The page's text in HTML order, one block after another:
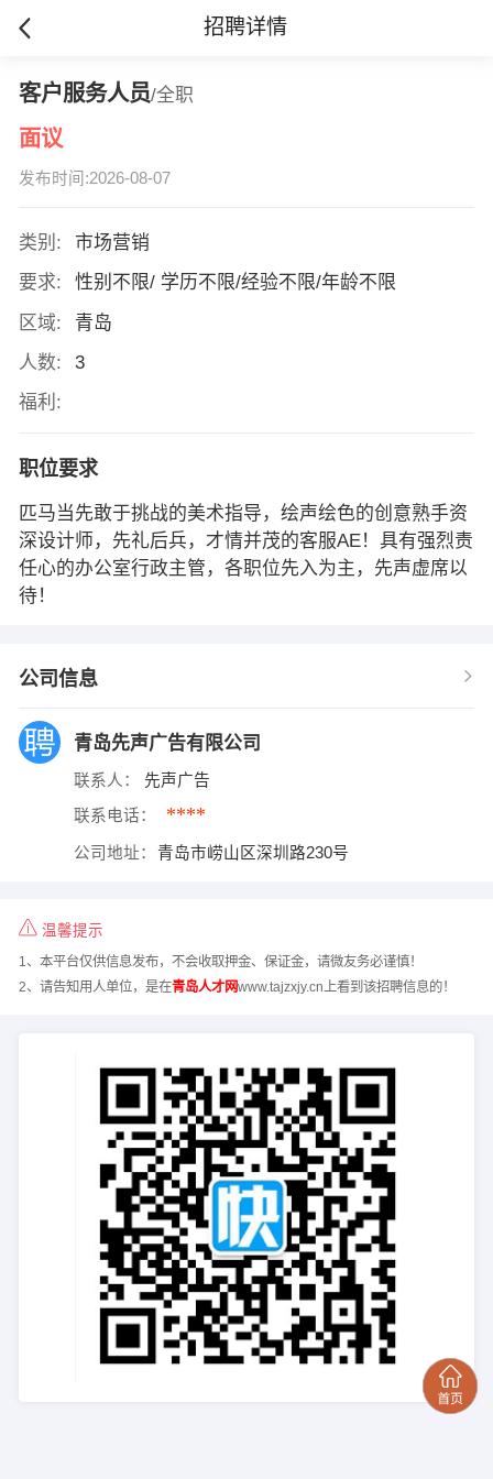
招聘详情
客户服务人员/全职
面议
发布时间:2026-08-07
类别:
市场营销
要求:
性别不限/ 学历不限/经验不限/年龄不限
区域:
青岛
人数:
3
福利:
职位要求
匹马当先敢于挑战的美术指导，绘声绘色的创意熟手资
深设计师，先礼后兵，才情并茂的客服AE！具有强烈责
任心的办公室行政主管，各职位先入为主，先声虚席以
待！
公司信息
青岛先声广告有限公司
联系人： 先声广告
联系电话： ****
公司地址： 青岛市崂山区深圳路230号
温馨提示
1、本平台仅供信息发布，不会收取押金、保证金，请微友务必谨慎！
2、请告知用人单位，是在青岛人才网www.tajzxjy.cn上看到该招聘信息的！